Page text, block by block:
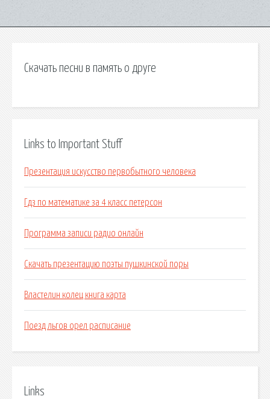
Скачать песни в память о друге
Links to Important Stuff
Презентация искусство первобытного человека
Гдз по математике за 4 класс петерсон
Программа записи радио онлайн
Скачать презентацию поэты пушкинской поры
Властелин колец книга карта
Поезд льгов орел расписание
Links